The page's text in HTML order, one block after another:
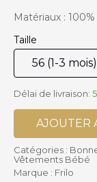
Matériaux :
Taille
Délai de livraison:
AJOUTER
Catégories :
Vêtements Bébé
Marque : Frilo